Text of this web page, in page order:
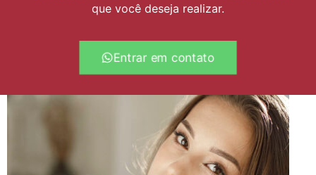
que você deseja realizar.
Entrar em contato